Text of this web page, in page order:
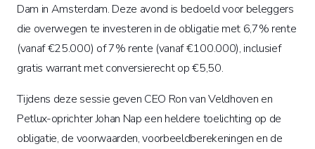
Dam in Amsterdam. Deze avond is bedoeld voor beleggers
die overwegen te investeren in de obligatie met 6,7% rente
(vanaf €25.000) of 7% rente (vanaf €100.000), inclusief
gratis warrant met conversierecht op €5,50.
Tijdens deze sessie geven CEO Ron van Veldhoven en
Petlux-oprichter Johan Nap een heldere toelichting op de
obligatie, de voorwaarden, voorbeeldberekeningen en de